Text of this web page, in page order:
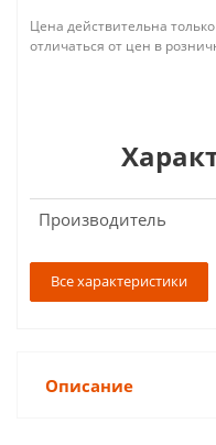
Цена действительна
отличаться от цен в
Производитель
Все характеристики
Описание